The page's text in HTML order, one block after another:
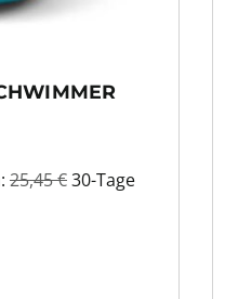
25,45€30-Tage